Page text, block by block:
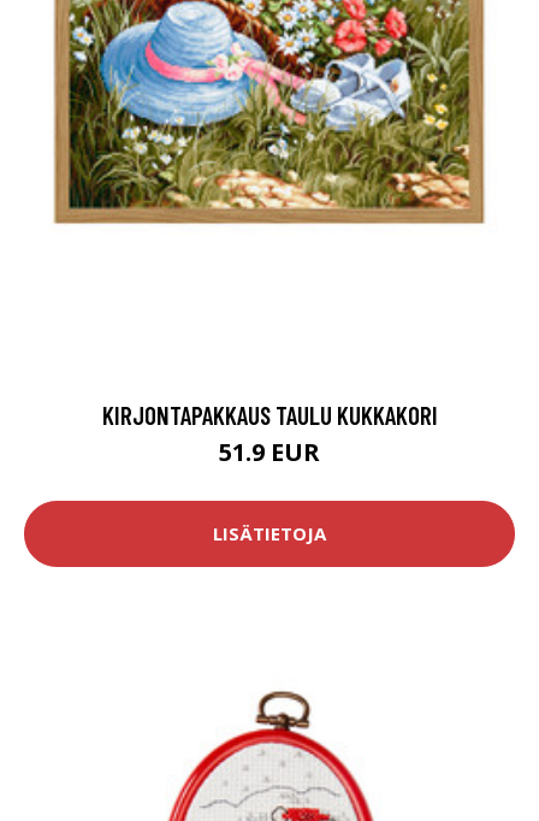
KIRJONTAPAKKAUS TAULU KUKKAKORI
51.9 EUR
LISÄTIETOJA